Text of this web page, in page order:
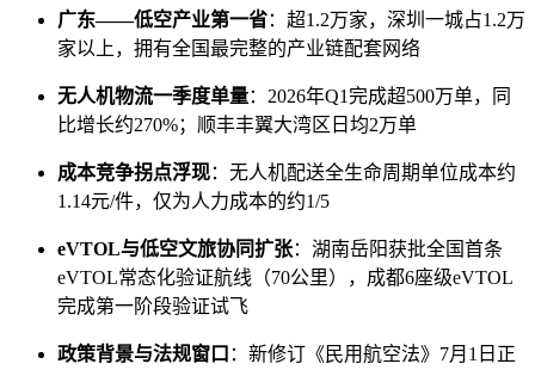
广东——低空产业第一省：超1.2万家，深圳一城占1.2万
家以上，拥有全国最完整的产业链配套网络
无人机物流一季度单量：2026年Q1完成超500万单，同
比增长约270%；顺丰丰翼大湾区日均2万单
成本竞争拐点浮现：无人机配送全生命周期单位成本约
1.14元/件，仅为人力成本的约1/5
eVTOL与低空文旅协同扩张：湖南岳阳获批全国首条
eVTOL常态化验证航线（70公里），成都6座级eVTOL
完成第一阶段验证试飞
政策背景与法规窗口 ：新修订《民用航空法》7月1日正